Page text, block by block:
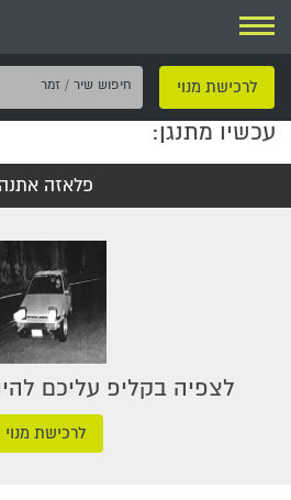
ניווט
לרכישת מנוי
עכשיו מתנגן:
פלאזה אתנה
לצפיה בקליפ עליכם
לרכישת מנוי